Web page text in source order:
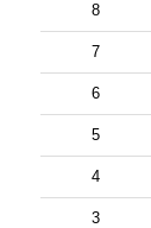
8
7
6
5
4
3